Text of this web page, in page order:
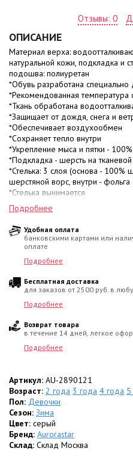
Отзывы: 0
ОПИСАНИЕ
Материал верха:
натуральной кожи, подкладка и
подошва: полиуретан
*Обувь разработана специально
*Рекомендованная температура
*Ткань обработана
*Защищает от дождя, снега и
*Обеспечивает воздухообмен
*Сохраняет тепло внутри
*Укрепление мыса и пятки -
*Подкладка - шерсть на
*Стелька: 3 слоя (основа - 100%
шерстяной ворс, внутри -
*Стелька вынимается
*Антискользящая подошва
*Светоотражающие элементы
*При незначительном
*При сильном загрязнении можно
*Для восстановления
использовать грязе- и
*Цвет: звездное небо, серый
Подробнее
Удобная оплата
банковскими картами или
оплате
Подробнее
Бесплатная доставка
для заказов от 2500 руб. в
Подробнее
Возврат товара
в течение 14 дней, легкое
Подробнее
Артикул: AU-2890121
Возраст: 2 года 3 года 4 года 5
Пол: Девочки
Сезон: Зима
Цвет: серый
Бренд: Aurorastar
Склад: Склад Москва